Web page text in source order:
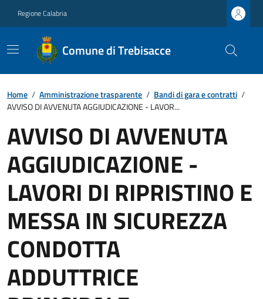
Regione Calabria
Comune di Trebisacce
Home / Amministrazione trasparente / Bandi di gara e contratti /
AVVISO DI AVVENUTA AGGIUDICAZIONE - LAVOR...
AVVISO DI AVVENUTA
AGGIUDICAZIONE -
LAVORI DI RIPRISTINO E
MESSA IN SICUREZZA
CONDOTTA
ADDUTTRICE